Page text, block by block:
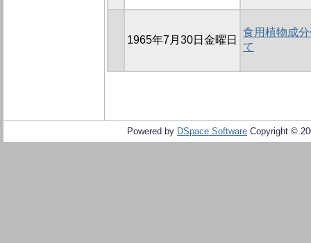
1965年7月30日金曜日
食用植物成
て
Powered by DSpace Software Copyright ©